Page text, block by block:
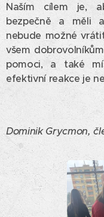
Naším cílem je,
bezpečně a měli
nebude možné
všem
pomoci, a také
efektivní reakce je
Dominik Grycmon,